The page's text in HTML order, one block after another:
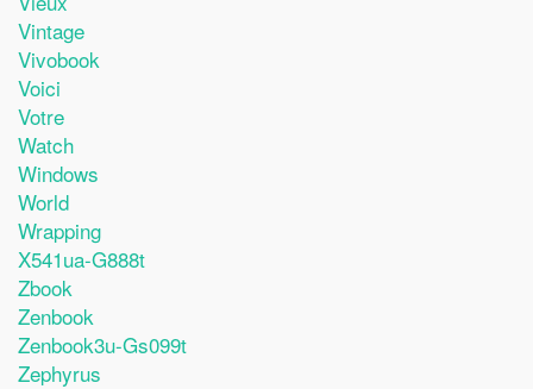
Vintage
Vivobook
Voici
Votre
Watch
Windows
World
Wrapping
X541ua-G888t
Zbook
Zenbook
Zenbook3u-Gs099t
Zephyrus